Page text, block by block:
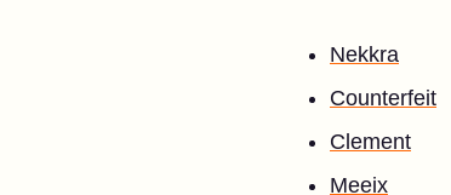
Nekkra
Counterfeit
Clement
Meeix